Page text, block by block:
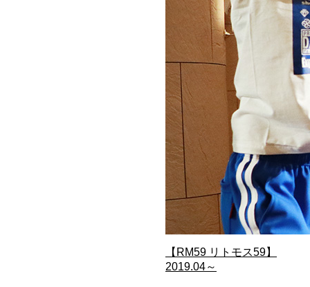
【RM59 リトモス59】
2019.04～